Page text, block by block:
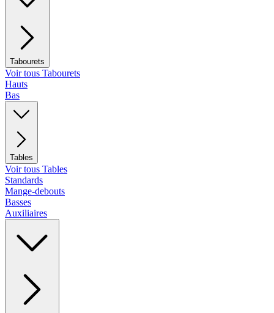
Tabourets
Voir tous Tabourets
Hauts
Bas
Tables
Voir tous Tables
Standards
Mange-debouts
Basses
Auxiliaires